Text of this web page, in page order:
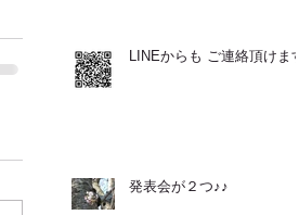
LINEからも ご連絡頂けます
発表会が２つ♪♪